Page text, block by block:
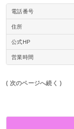
電話番号
住所
公式HP
営業時間
( 次のページへ続く )